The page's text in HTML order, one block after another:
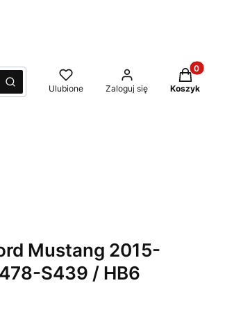
Szukaj Ulubione Zaloguj się
Produkty w
Koszyk
Mustang 2015-
S439 / HB6